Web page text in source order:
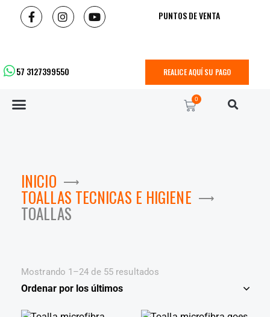
PUNTOS DE VENTA
57 3127399550 REALICE AQUÍ SU PAGO
0
INICIO
TOALLAS TECNICAS E HIGIENE
TOALLAS
Mostrando 1–24 de 55 resultados